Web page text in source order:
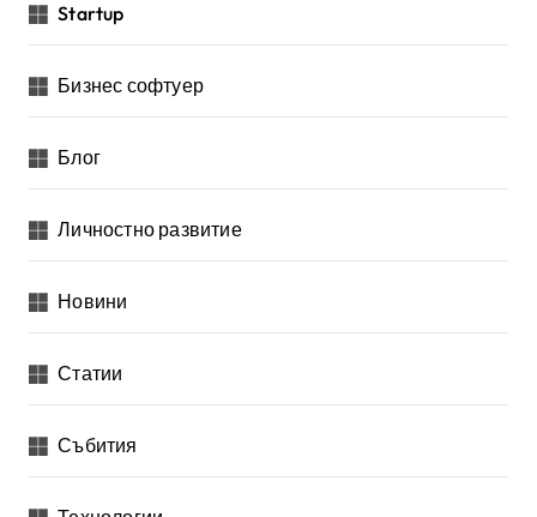
д
е
л
н
е
у
л
Startup
Бизнес софтуер
Блог
Личностно развитие
Новини
Статии
Събития